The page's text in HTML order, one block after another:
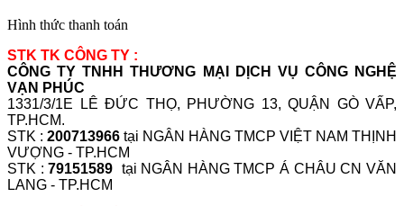
Hình thức thanh toán
STK TK CÔNG TY :
CÔNG TY TNHH THƯƠNG MẠI DỊCH VỤ CÔNG NGHỆ
VẠN PHÚC
1331/3/1E LÊ ĐỨC THỌ, PHƯỜNG 13, QUẬN GÒ VẤP,
TP.HCM.
STK : 200713966 tại NGÂN HÀNG TMCP VIỆT NAM THỊNH
VƯỢNG - TP.HCM
STK :79151589 tại NGÂN HÀNG TMCP Á CHÂU CN VĂN
LANG - TP.HCM